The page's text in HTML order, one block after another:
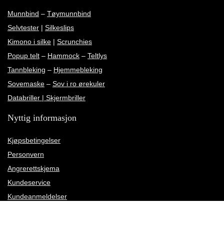
Munnbind – Tøymunnbind
Selvtester | Silkeslips
Kimono i silke | Scrunchies
Popup telt – Hammock – Teltlys
Tannbleking – Hjemmebleking
Sovemaske – Sov i ro ørekuler
Databriller | Skjermbriller
Nyttig informasjon
Kjøpsbetingelser
Personvern
Angrerettskjema
Kundeservice
Kundeanmeldelser